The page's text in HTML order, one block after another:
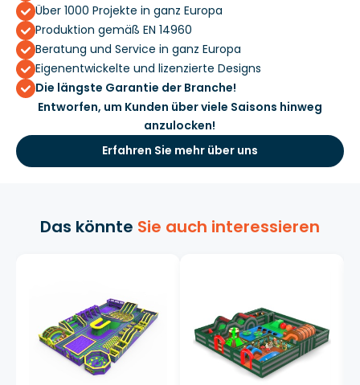
Über 1000 Projekte in ganz Europa
Produktion gemäß EN 14960
Beratung und Service in ganz Europa
Eigenentwickelte und lizenzierte Designs
Die längste Garantie der Branche!
Entworfen, um Kunden über viele Saisons hinweg
anzulocken!
Erfahren Sie mehr über uns
Das könnte Sie auch interessieren